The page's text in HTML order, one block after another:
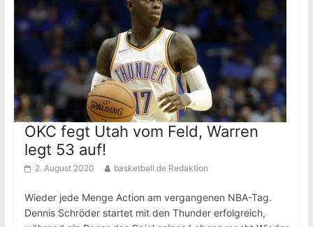
OKC fegt Utah vom Feld, Warren
legt 53 auf!
2. August 2020 basketball.de Redaktion
Wieder jede Menge Action am vergangenen NBA-Tag.
Dennis Schröder startet mit den Thunder erfolgreich,